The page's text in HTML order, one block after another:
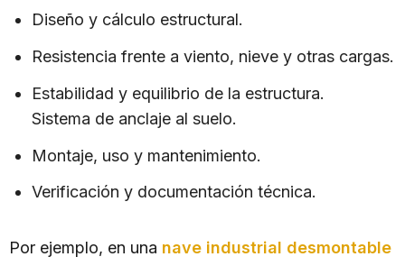
Diseño y cálculo estructural.
Resistencia frente a viento, nieve y otras cargas.
Estabilidad y equilibrio de la estructura.
Sistema de anclaje al suelo.
Montaje, uso y mantenimiento.
Verificación y documentación técnica.
Por ejemplo, en una nave industrial desmontable